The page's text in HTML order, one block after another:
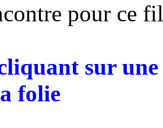
pour ce
sur
folie